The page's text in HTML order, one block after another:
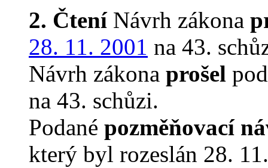
2. ČteníNávrh zákona
28. 11. 2001 na 43.
Návrh zákona prošel
na 43. schůzi.
Podané pozměňovací
který byl rozeslán 28.